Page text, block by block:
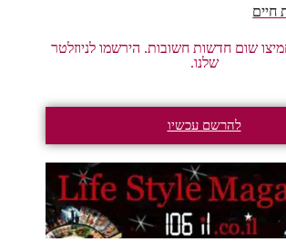
חיים
שום חדשות חשובות. הירשמו לניוזלטר
שלנו.
להרשם עכשיו